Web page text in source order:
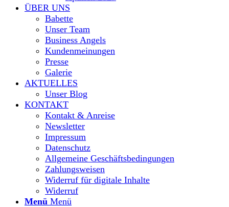
ÜBER UNS
Babette
Unser Team
Business Angels
Kundenmeinungen
Presse
Galerie
AKTUELLES
Unser Blog
KONTAKT
Kontakt & Anreise
Newsletter
Impressum
Datenschutz
Allgemeine Geschäftsbedingungen
Zahlungsweisen
Widerruf für digitale Inhalte
Widerruf
Menü Menü